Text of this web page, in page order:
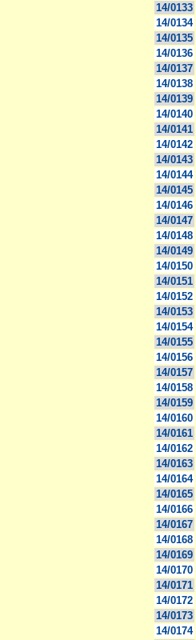
14/0133
14/0134
14/0135
14/0136
14/0137
14/0138
14/0139
14/0140
14/0141
14/0142
14/0143
14/0144
14/0145
14/0146
14/0147
14/0148
14/0149
14/0150
14/0151
14/0152
14/0153
14/0154
14/0155
14/0156
14/0157
14/0158
14/0159
14/0160
14/0161
14/0162
14/0163
14/0164
14/0165
14/0166
14/0167
14/0168
14/0169
14/0170
14/0171
14/0172
14/0173
14/0174